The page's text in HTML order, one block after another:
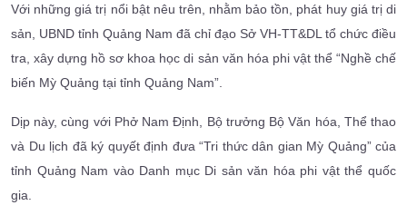
Với những giá trị nổi bật nêu trên, nhằm bảo tồn, phát huy giá trị di
sản, UBND tỉnh Quảng Nam đã chỉ đạo Sở VH-TT&DL tổ chức điều
tra, xây dựng hồ sơ khoa học di sản văn hóa phi vật thể “Nghề chế
biến Mỳ Quảng tại tỉnh Quảng Nam”.
Dịp này, cùng với Phở Nam Định, Bộ trưởng Bộ Văn hóa, Thể thao
và Du lịch đã ký quyết định đưa “Tri thức dân gian Mỳ Quảng” của
tỉnh Quảng Nam vào Danh mục Di sản văn hóa phi vật thể quốc
gia.